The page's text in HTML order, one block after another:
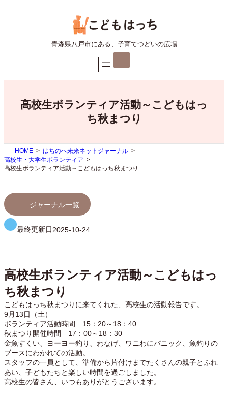
青森県八戸市にある、子育てつどいの広場
ア
コ
ン
高校生ボランティア活動～こどもはっ
ち秋まつり
HOME
はちのへ未来ネットジャーナル
高校生・大学生ボランティア
高校生ボランティア活動～こどもはっち秋まつり
ジャーナル一覧
最終更新日2025-10-24
高校生ボランティア活動～こどもはっ
ち秋まつり
こどもはっち秋まつりに来てくれた、高校生の活動報告です。
9月13日（土）
ボランティア活動時間 15：20～18：40
秋まつり開催時間 17：00～18：30
金魚すくい、ヨーヨー釣り、わなげ、ワニわにパニック、魚釣りの
ブースにわかれての活動。
スタッフの一員として、準備から片付けまでたくさんの親子とふれ
あい、子どもたちと楽しい時間を過ごしました。
高校生の皆さん、いつもありがとうございます。